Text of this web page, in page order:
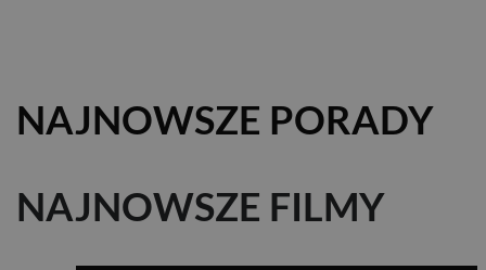
NAJNOWSZE PORADY
NAJNOWSZE FILMY